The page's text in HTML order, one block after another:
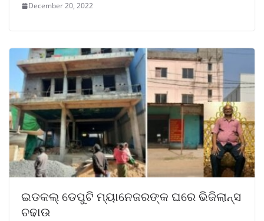
December 20, 2022
ଇଡକଲ୍ ଡେପୁଟି ମ୍ୟାନେଜରଙ୍କ ଘରେ ଭିଜିଲାନ୍ସ
ଚଢାଉ